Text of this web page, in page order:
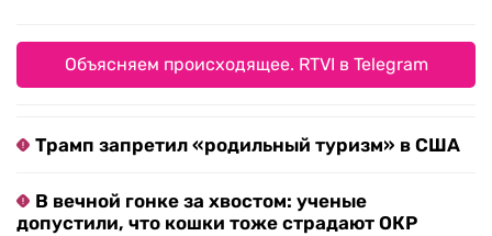
Объясняем происходящее. RTVI в Telegram
Трамп запретил «родильный туризм» в США
В вечной гонке за хвостом: ученые
допустили, что кошки тоже страдают ОКР